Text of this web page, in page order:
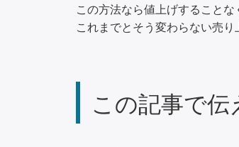
この方法なら値上げすることな
これまでとそう変わらない売り
この記事で伝